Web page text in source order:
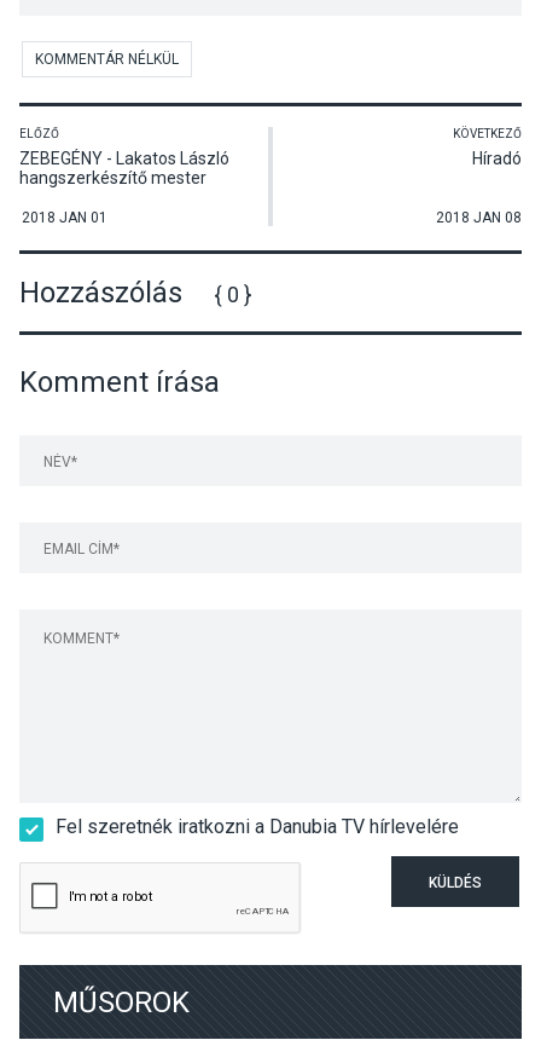
KOMMENTÁR NÉLKÜL
ELŐZŐ
ZEBEGÉNY - Lakatos László
hangszerkészítő mester
2018 JAN 01
KÖVETKEZŐ
Híradó
2018 JAN 08
Hozzászólás { 0 }
Komment írása
Fel szeretnék iratkozni a Danubia TV hírlevelére
KÜLDÉS
MŰSOROK